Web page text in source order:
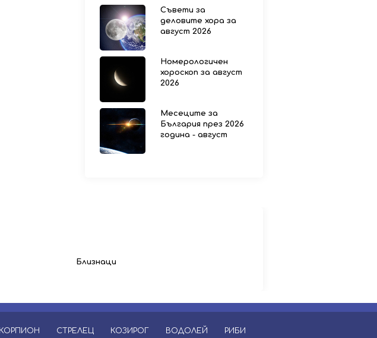
Съвети за
деловите хора за
август 2026
Номерологичен
хороскоп за август
2026
Месеците за
България през 2026
година - август
Близнаци
СТРЕЛЕЦ КОЗИРОГ ВОДОЛЕЙ РИБИ